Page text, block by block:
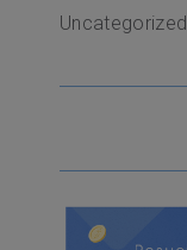
Uncategorized